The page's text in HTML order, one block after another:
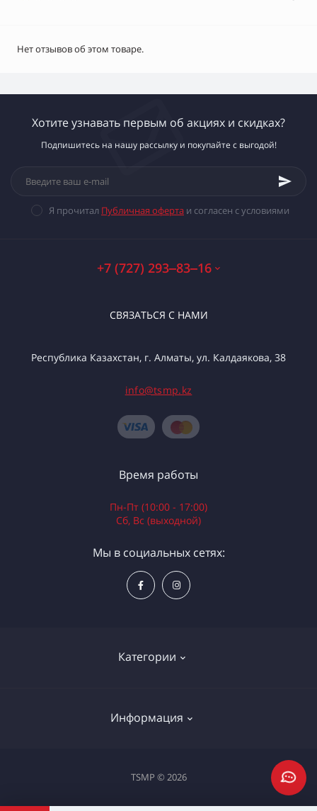
Нет отзывов об этом товаре.
Хотите узнавать первым об акциях и скидках?
Подпишитесь на нашу рассылку и покупайте с выгодой!
Я прочитал Публичная оферта и согласен с условиями
+7 (727) 293‒83‒16
СВЯЗАТЬСЯ С НАМИ
Республика Казахстан, г. Алматы, ул. Калдаякова, 38
info@tsmp.kz
Категории
Электроинструменты
Информация
Доставка и оплата
Время работы
Пн-Пт (10:00 - 17:00)
Сб, Вс (выходной)
Мы в социальных сетях:
TSMP © 2026